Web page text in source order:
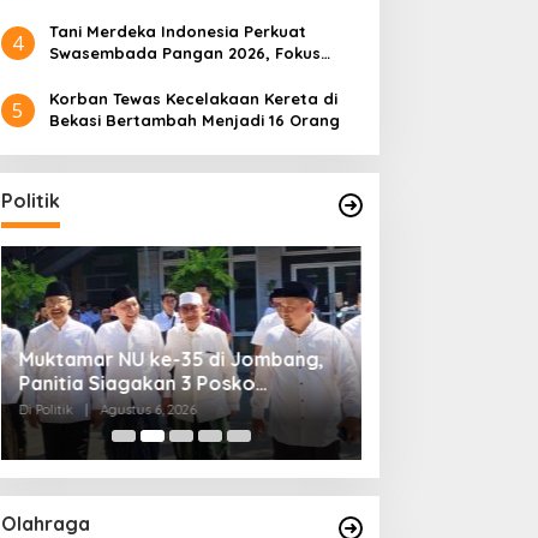
4
Tani Merdeka Indonesia Perkuat
Swasembada Pangan 2026, Fokus
5
Korban Tewas Kecelakaan Kereta di
Bekasi Bertambah Menjadi 16 Orang
Politik
Muktamar NU ke-35 di Jombang,
Panitia Siagakan 3 Posko
Kesehatan 24 Jam
Di Politik | Agustus 6, 2026
Olahraga